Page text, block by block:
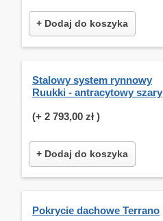
+ Dodaj do koszyka
Stalowy system rynnowy
Ruukki - antracytowy szary
(+ 2 793,00 zł )
+ Dodaj do koszyka
Pokrycie dachowe Terrano